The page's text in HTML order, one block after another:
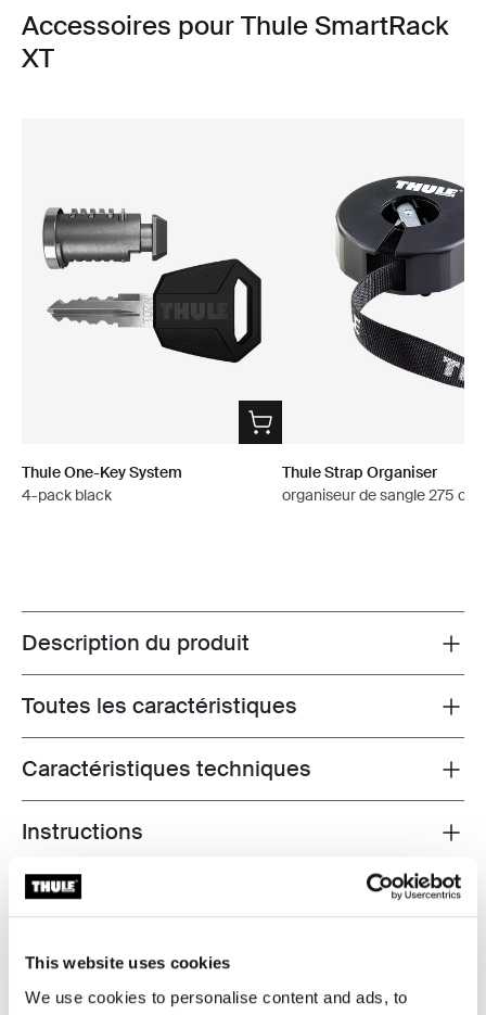
This website uses cookies
We use cookies to personalise content and ads, to
Accessoires pour Thule SmartRack
XT
Thule One-Key System
4-pack black
Thule Strap Organiser
organiseur de sangle 275 cm
Toggle overview
Description du produit
Toggle features
Toutes les caractéristiques
Toggle techspec
Caractéristiques techniques
Toggle guides and instructions
Instructions
Toggle overview
Commentaires